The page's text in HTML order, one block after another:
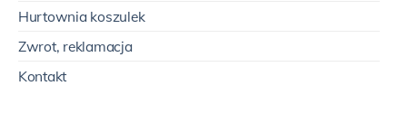
Hurtownia koszulek
Zwrot, reklamacja
Kontakt